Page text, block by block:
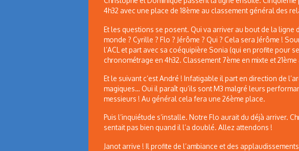
4h32 avec une place de 18ème au classement général des
Et les questions se posent. Qui va arriver au bout de la ligne
monde ? Cyrille ? Flo ? Jérôme ? Qui ? Cela sera Jérôme !
l’ACL et part avec sa coéquipière Sonia (qui en profite pour
chronométrage en 4h32. Classement 7ème en mixte et 21ème
Et le suivant c’est André ! Infatigable il part en direction de
magiques… Oui il paraît qu’ils sont M3 malgré leurs
messieurs ! Au général cela fera une 26ème place.
Puis l’inquiétude s’installe. Notre Flo aurait du déjà arriver.
sentait pas bien quand il l’a doublé. Allez attendons !
Janot arrive ! Il profite de l’ambiance et des